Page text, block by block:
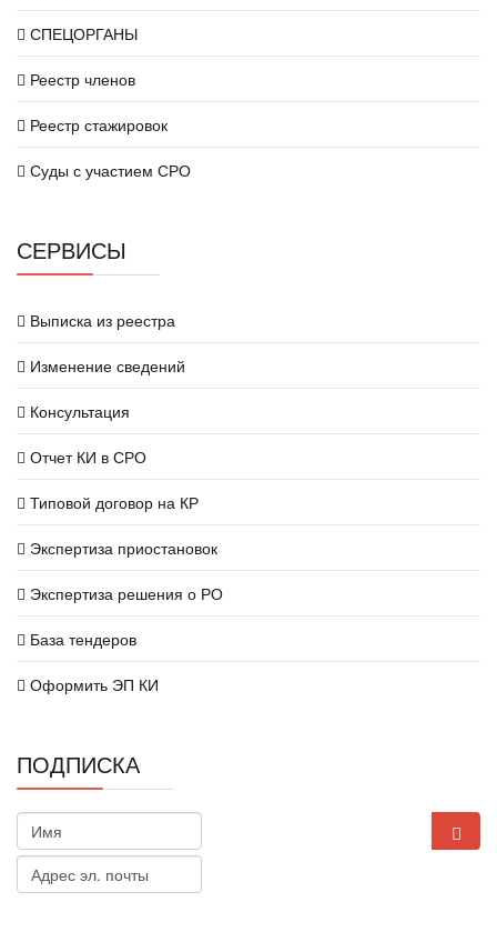
СПЕЦОРГАНЫ
Реестр членов
Реестр стажировок
Суды с участием СРО
СЕРВИСЫ
Выписка из реестра
Изменение сведений
Консультация
Отчет КИ в СРО
Типовой договор на КР
Экспертиза приостановок
Экспертиза решения о РО
База тендеров
Оформить ЭП КИ
ПОДПИСКА